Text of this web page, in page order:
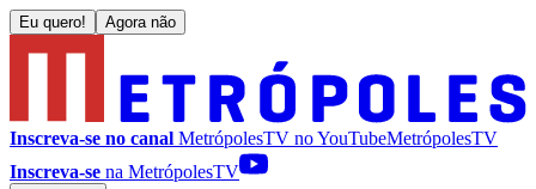
Eu quero! Agora não
Inscreva-se no canal MetrópolesTV noYouTubeMetrópolesTV
Inscreva-se na MetrópolesTV